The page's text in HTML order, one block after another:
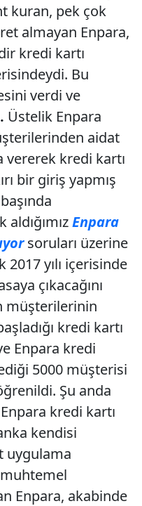
kuran, pek çok
almayan Enpara,
kredi kartı
Bu
verdi ve
Üstelik Enpara
aidat
kredi kartı
bir giriş yapmış
aldığımızEnpara
soruları üzerine
yılı içerisinde
çıkacağını
müşterilerinin
kredi kartı
Enpara kredi
5000 müşterisi
Şu anda
kredi kartı
kendisi
uygulama
muhtemel
Enpara, akabinde